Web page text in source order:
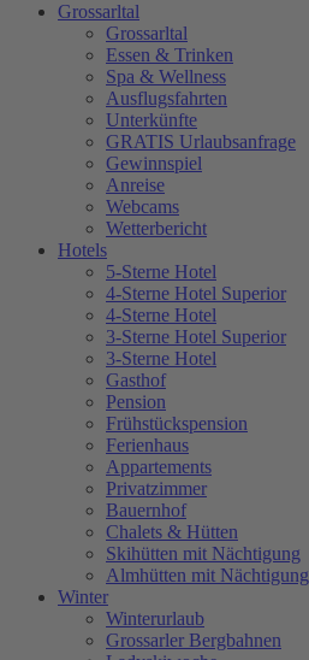
Grossarltal
Grossarltal
Essen & Trinken
Spa & Wellness
Ausflugsfahrten
Unterkünfte
GRATIS Urlaubsanfrage
Gewinnspiel
Anreise
Webcams
Wetterbericht
Hotels
5-Sterne Hotel
4-Sterne Hotel Superior
4-Sterne Hotel
3-Sterne Hotel Superior
3-Sterne Hotel
Gasthof
Pension
Frühstückspension
Ferienhaus
Appartements
Privatzimmer
Bauernhof
Chalets & Hütten
Skihütten mit Nächtigung
Almhütten mit Nächtigung
Winter
Winterurlaub
Grossarler Bergbahnen